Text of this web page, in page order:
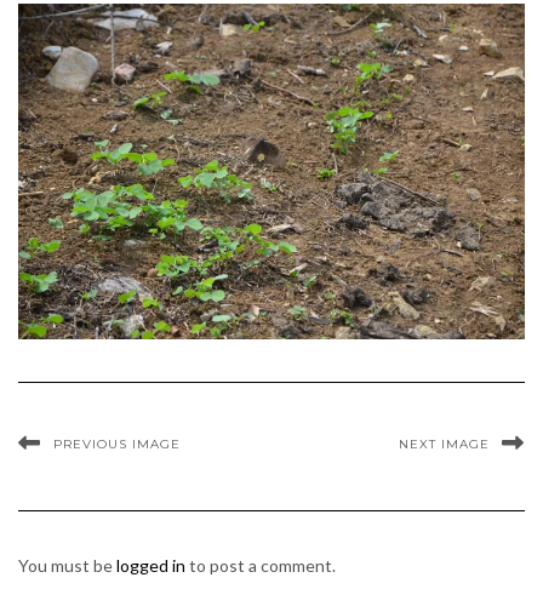
PREVIOUS IMAGE NEXT IMAGE
You must belogged in to post a comment.